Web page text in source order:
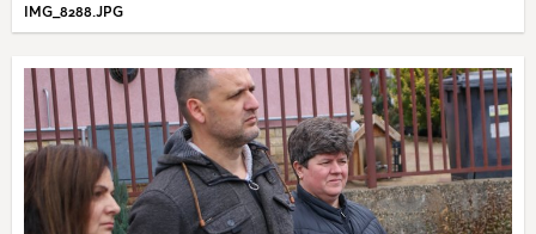
IMG_8288.JPG